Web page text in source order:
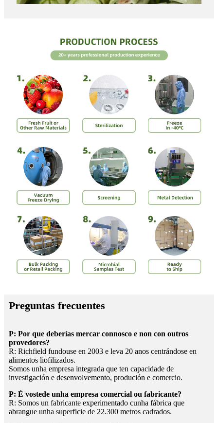
Preguntas frecuentes
P: Por que deberías mercar connosco e non con outros
provedores?
R: Richfield fundouse en 2003 e leva 20 anos centrándose en
alimentos liofilizados.
Somos unha empresa integrada que ten capacidade de
investigación e desenvolvemento, produción e comercio.
P: É vostede unha empresa comercial ou fabricante?
R: Somos un fabricante experimentado cunha fábrica que
abrangue unha superficie de 22.300 metros cadrados.